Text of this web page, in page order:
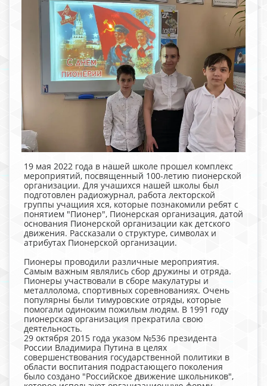
19 мая 2022 года в нашей школе прошел комплекс
мероприятий, посвященный 100-летию пионерской
организации. Для учашихся нашей школы был
подготовлен радиожурнал, работа лекторской
группы учащиия хся, которые познакомили ребят с
понятием "Пионер", Пионерская организация, датой
основания Пионерской организации как детского
движения. Рассказали о структуре, символах и
атрибутах Пионерской организации.
Пионеры проводили различные мероприятия.
Самым важным являлись сбор дружины и отряда.
Пионеры участвовали в сборе макулатуры и
металлолома, спортивных соревнованиях. Очень
популярны были тимуровские отряды, которые
помогали одиноким пожилым людям. В 1991 году
пионерская организация прекратила свою
деятельность.
29 октября 2015 года указом №536 президента
России Владимира Путина в целях
совершенствования государственной политики в
области воспитания подрастающего поколения
было создано "Российское движение школьников",